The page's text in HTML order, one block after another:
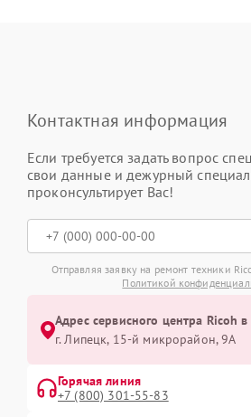
Контактная информация
Если требуется задать вопрос
свои данные и дежурный
проконсультирует Вас!
Отправляя заявку на ремонт техники
Политикой
Адрес сервисного центра Ricoh
г. Липецк, 15-й микрорайон, 9А
Горячая линия
+7 (800) 301-55-83